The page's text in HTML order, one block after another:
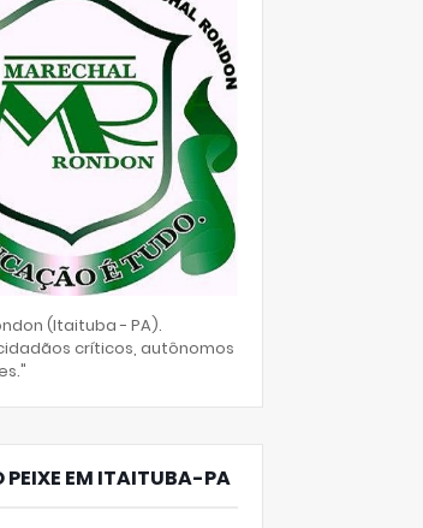
(Itaituba - PA).
críticos, autônomos
PEIXE EM ITAITUBA-PA